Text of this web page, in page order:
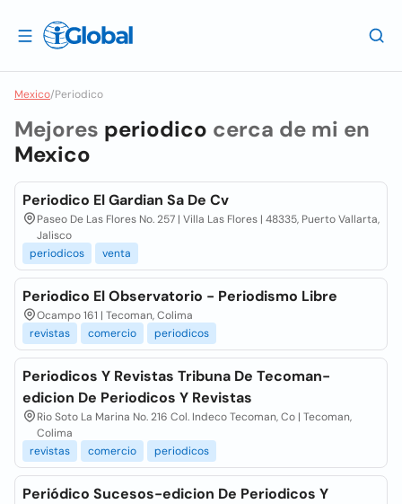
Mexico/Periodico
Mejores periodico cerca de mi en
Mexico
Periodico El Gardian Sa De Cv
Paseo De Las Flores No. 257 | Villa Las Flores | 48335, Puerto Vallarta,
Jalisco
periodicos
venta
Periodico El Observatorio - Periodismo Libre
Ocampo 161 | Tecoman, Colima
revistas
comercio periodicos
Periodicos Y Revistas Tribuna De Tecoman-
edicion De Periodicos Y Revistas
Rio Soto La Marina No. 216 Col. Indeco Tecoman, Co | Tecoman,
Colima
revistas
comercio periodicos
Periódico Sucesos-edicion De Periodicos Y